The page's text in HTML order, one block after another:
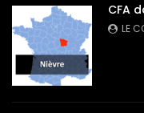
CFA
LE